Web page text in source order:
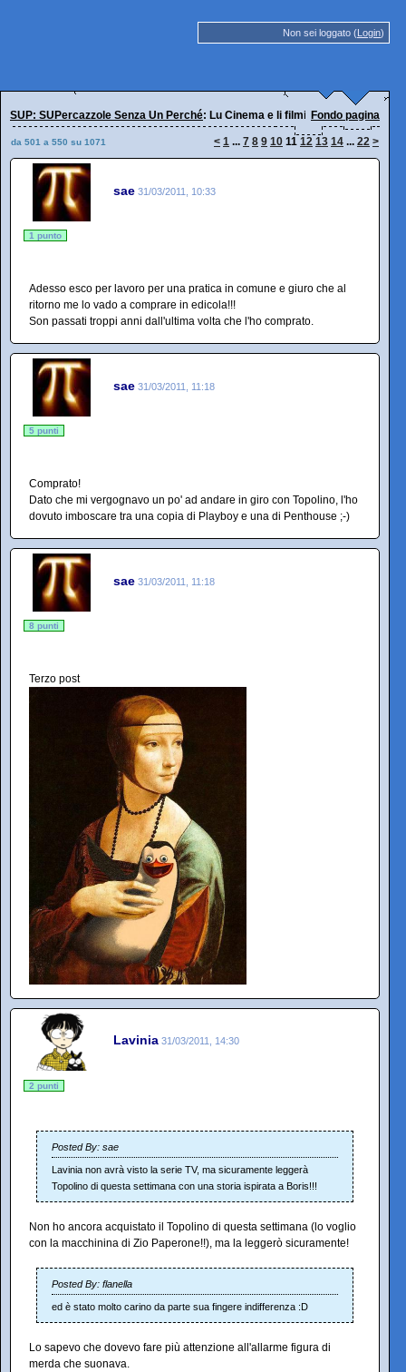
Non sei loggato (Login)
SUP: SUPercazzole Senza Un Perché: Lu Cinema e li filmi Fondo pagina
da 501 a 550 su 1071 < 1 ... 7 8 9 10 11 12 13 14 ... 22 >
sae 31/03/2011, 10:33
1 punto
Adesso esco per lavoro per una pratica in comune e giuro che al
ritorno me lo vado a comprare in edicola!!!
Son passati troppi anni dall'ultima volta che l'ho comprato.
sae 31/03/2011, 11:18
5 punti
Comprato!
Dato che mi vergognavo un po' ad andare in giro con Topolino, l'ho
dovuto imboscare tra una copia di Playboy e una di Penthouse ;-)
sae 31/03/2011, 11:18
8 punti
Terzo post
Lavinia 31/03/2011, 14:30
2 punti
Posted By: sae
Lavinia non avrà visto la serie TV, ma sicuramente leggerà
Topolino di questa settimana con una storia ispirata a Boris!!!
Non ho ancora acquistato il Topolino di questa settimana (lo voglio
con la macchinina di Zio Paperone!!), ma la leggerò sicuramente!
Posted By: flanella
ed è stato molto carino da parte sua fingere indifferenza :D
Lo sapevo che dovevo fare più attenzione all'allarme figura di
merda che suonava.